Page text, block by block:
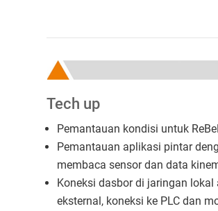
Tech up
Pemantauan kondisi untuk
Pemantauan aplikasi pintar
membaca sensor dan data
Koneksi dasbor di jaringan lokal
eksternal, koneksi ke PLC dan